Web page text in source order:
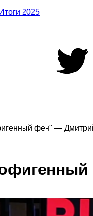
фен" —